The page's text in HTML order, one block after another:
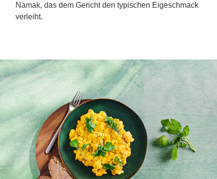
Namak, das dem Gericht den typischen Eigeschmack
verleiht.